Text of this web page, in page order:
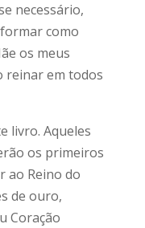
necessário,
como
os meus
reinar em todos
livro. Aqueles
os primeiros
ao Reino do
de ouro,
Coração